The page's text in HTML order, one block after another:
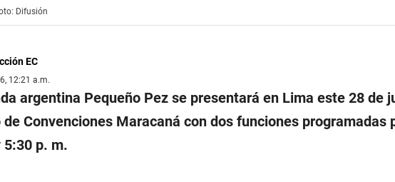
Difusión
EC
12:21 a.m.
argentina Pequeño Pez se presentará en Lima este 28 de
de Convenciones Maracaná con dos funciones programadas
5:30 p. m.